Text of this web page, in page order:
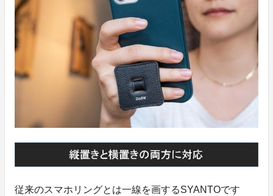
従来のスマホリングとは一線を画するSYANTOです